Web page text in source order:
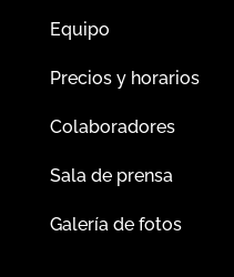
Equipo
Precios y horarios
Colaboradores
Sala de prensa
Galería de fotos